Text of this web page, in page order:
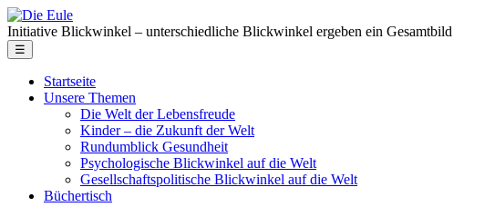
Skip
to
the
content
Die
Eule
Initiative Blickwinkel – unterschiedliche Blickwinkel ergeben ein Gesamtbild
☰
Startseite
Unsere Themen
Die Welt der Lebensfreude
Kinder – die Zukunft der Welt
Rundumblick Gesundheit
Psychologische Blickwinkel auf die Welt
Gesellschaftspolitische Blickwinkel auf die Welt
Büchertisch